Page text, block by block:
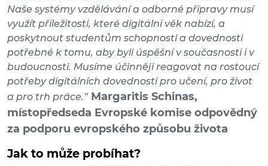
Naše systémy vzdělávání a odborné přípravy musí
využít příležitostí, které digitální věk nabízí, a
poskytnout studentům schopnosti a dovednosti
potřebné k tomu, aby byli úspěšní v současnosti i v
budoucnosti. Musíme účinněji reagovat na rostoucí
potřeby digitálních dovedností pro učení, pro život
a pro trh práce.” Margaritis Schinas,
místopředseda Evropské komise odpovědný
za podporu evropského způsobu života
Jak to může probíhat?